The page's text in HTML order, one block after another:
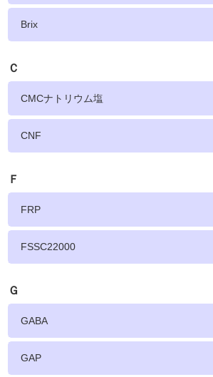
Brix
Ｃ
CMCナトリウム塩
CNF
Ｆ
FRP
FSSC22000
Ｇ
GABA
GAP